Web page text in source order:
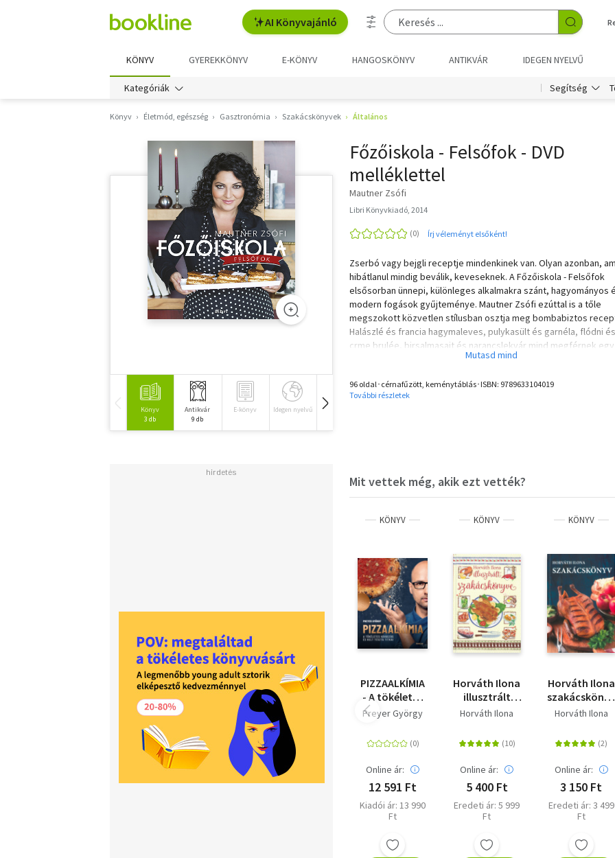
AI Könyvajánló
KÖNYV GYEREKKÖNYV E-KÖNYV HANGOSKÖNYV ANTIKVÁR IDEGEN NYELVŰ
Kategóriák Segítség
Könyv Életmód, egészség Gasztronómia Szakácskönyvek Általános
Könyv
3 db
Antikvár
9 db
E-könyv Idegen nyelvű Hangoskönyv
Főzőiskola - Felsőfok - DVD
melléklettel
Mautner Zsófi
Libri Könyvkiadó, 2014
Írj véleményt elsőként!
Zserbó vagy bejgli receptje mindenkinek van. Olyan azonban,
hibátlanul mindig beválik, keveseknek. A Főzőiskola - Felsőfok
elsősorban ünnepi, különleges alkalmakra szánt, hagyományos
modern fogások gyűjteménye. Mautner Zsófi ezúttal is a tőle
megszokott közvetlen stílusban osztja meg bombabiztos
Halászlé és francia hagymaleves, pulykasült és garnéla, flódni és
crme brulée, birsalmasajt és narancslekvár mind megférnek egy
96 oldal･cérnafűzött, keménytáblás･ISBN: 9789633104019
További részletek
Mit vettek még, akik ezt vették?
KÖNYV
PIZZAALKÍMIA
- A tökéletes
kovászos és
titkai
Preyer György
Online ár:
12 591 Ft
Kiadói ár: 13 990
Ft
KÖNYV
Horváth Ilona
illusztrált
szakácskönyve
Horváth Ilona
Online ár:
5 400 Ft
Eredeti ár: 5 999
Ft
KÖNYV
Horváth Ilona
szakácskönyv
- puhatáblás
Horváth Ilona
Online ár:
3 150 Ft
Eredeti ár: 3 499
Ft